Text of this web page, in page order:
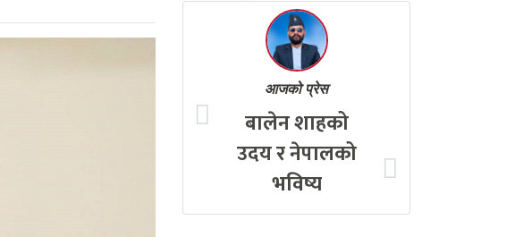
आजको प्रेस
बालेन शाहको
उदय र नेपालको
भविष्य